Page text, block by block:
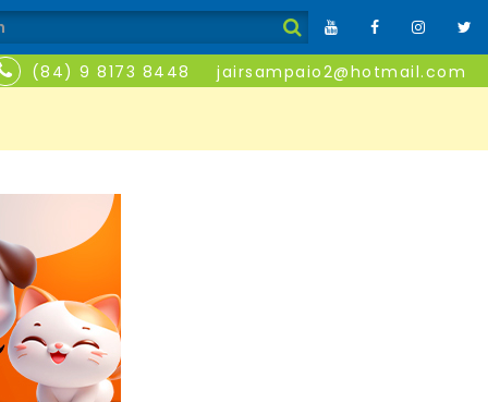
(84) 9 8173 8448 jairsampaio2@hotmail.com